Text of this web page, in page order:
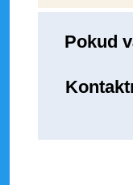
Pokud